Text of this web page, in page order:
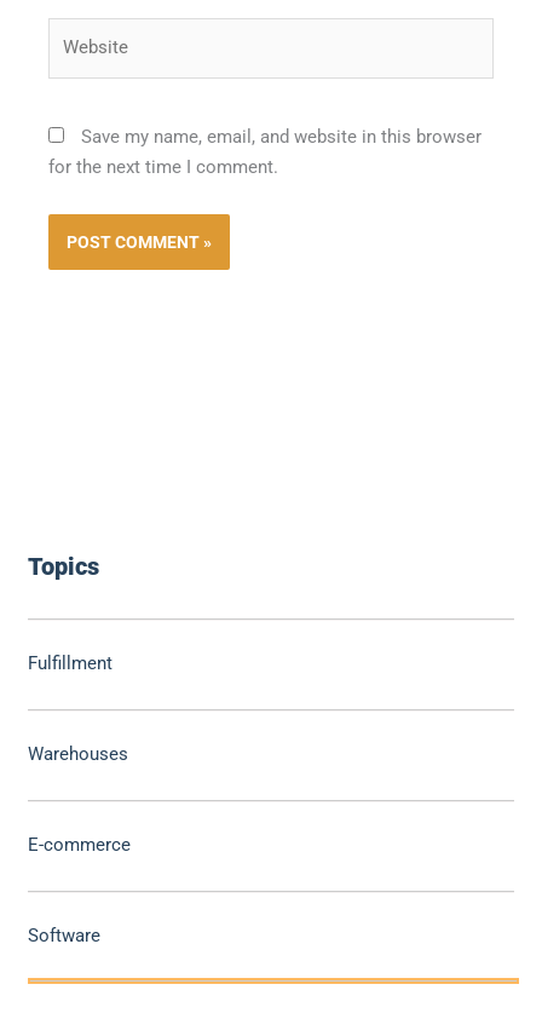
Topics
Fulfillment
Warehouses
E-commerce
Software
Save my name, email, and website in this browser
for the next time I comment.